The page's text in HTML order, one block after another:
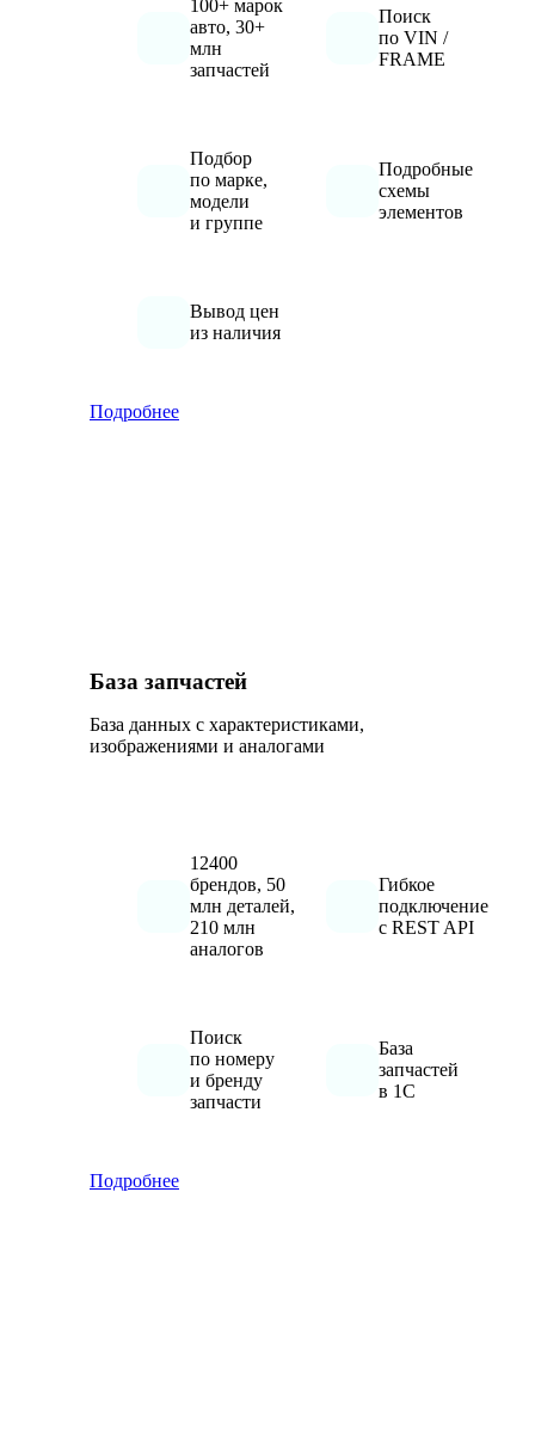
100+ марок
авто, 30+
млн
запчастей
Поиск
по VIN /
FRAME
Подбор
по марке,
модели
и группе
Подробные
схемы
элементов
Вывод цен
из наличия
Подробнее
База запчастей
База данных с характеристиками,
изображениями и аналогами
12400
брендов, 50
млн деталей,
210 млн
аналогов
Гибкое
подключение
с REST API
Поиск
по номеру
и бренду
запчасти
База
запчастей
в 1С
Подробнее